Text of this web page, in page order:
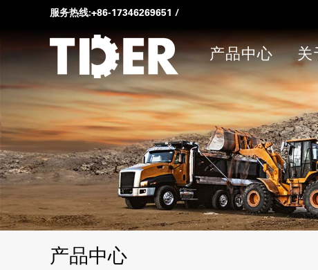
服务热线:+86-17346269651 /
产品中心 关
产品中心